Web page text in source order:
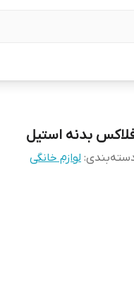
بدنه استیل
: لوازم خانگی